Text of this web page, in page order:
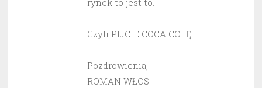
rynek to jest to.
Czyli PIJCIE COCA COLĘ.
Pozdrowienia,
ROMAN WŁOS